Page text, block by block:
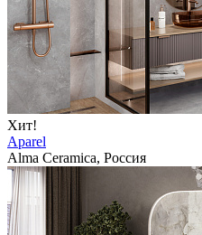
Хит!
Aparel
Alma Ceramica, Россия